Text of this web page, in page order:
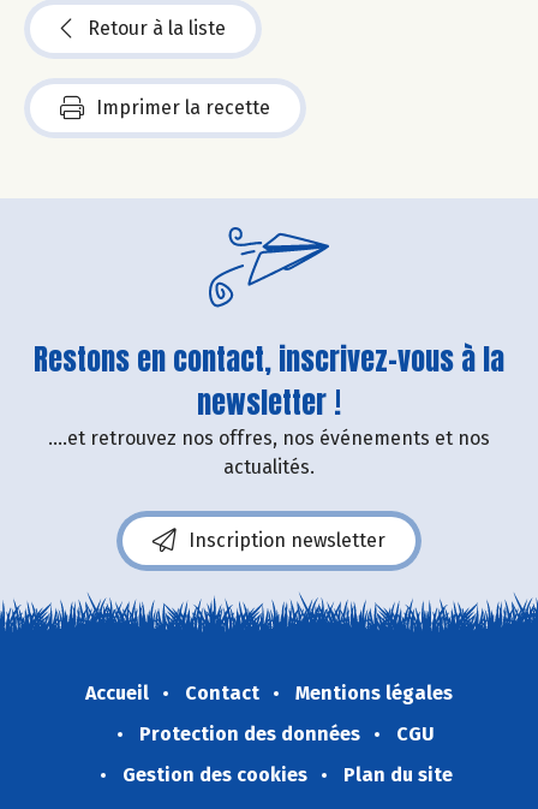
Retour à la liste
Imprimer la recette
Restons en contact, inscrivez-vous à la
newsletter !
....et retrouvez nos offres, nos événements et nos
actualités.
Inscription newsletter
Accueil Contact
Mentions légales
Protection des données
CGU
Gestion des cookies
Plan du site